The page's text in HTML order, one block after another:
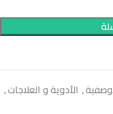
, الأدوية و العلاجات,